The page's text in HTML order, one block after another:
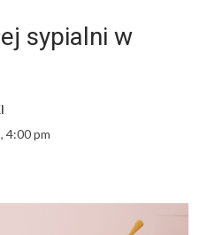
sypialni w
4:00 pm